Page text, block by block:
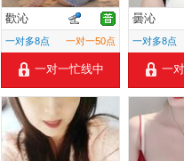
歡沁
一对多8点 一对一50点
一对一忙线中
曇沁
一对多8点
一